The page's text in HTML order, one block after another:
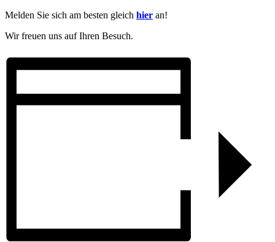
Melden Sie sich am besten gleich hier an!
Wir freuen uns auf Ihren Besuch.